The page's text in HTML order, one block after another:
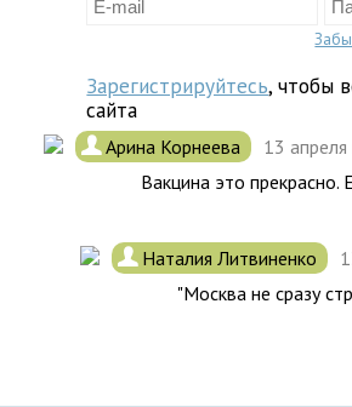
Зарегистрируйтесь, чтобы
сайта
. Арина Корнеева
13
Вакцина это прекрасно.
. Наталия Литвиненко
"Москва не сразу